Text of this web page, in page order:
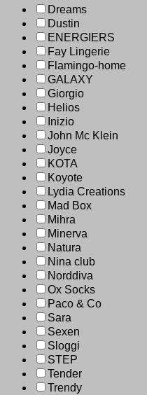
Dreams
Dustin
ENERGIERS
Fay Lingerie
Flamingo-home
GALAXY
Giorgio
Helios
Inizio
John Mc Klein
Joyce
KOTA
Koyote
Lydia Creations
Mad Box
Mihra
Minerva
Natura
Nina club
Norddiva
Ox Socks
Paco & Co
Sara
Sexen
Sloggi
STEP
Tender
Trendy